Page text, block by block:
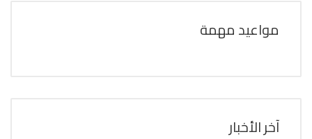
مواعيد مهمة
آخر الأخبار